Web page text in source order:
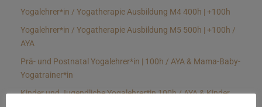
Yogalehrer*in / Yogatherapie Ausbildung M4 400h | +100h
Yogalehrer*in / Yogatherapie Ausbildung M5 500h | +100h /
AYA
Prä- und Postnatal Yogalehrer*in | 100h / AYA & Mama-Baby-
Yogatrainer*in
Kinder und Jugendliche Yogalehrer*in 100h / AYA & Kinder